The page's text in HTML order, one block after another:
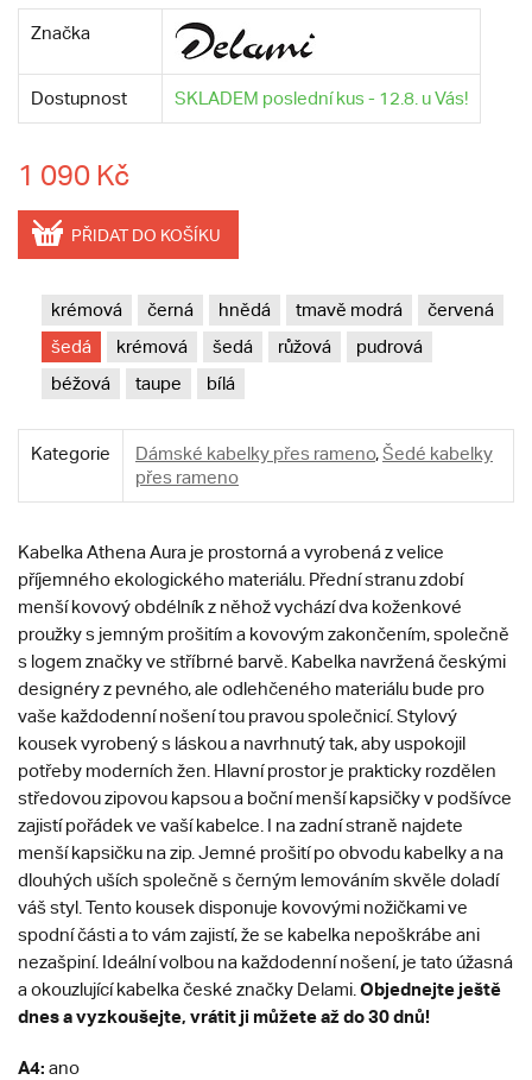
Značka
Dostupnost SKLADEM poslední kus - 12.8. u Vás!
1 090 Kč
PŘIDAT DO KOŠÍKU
krémová černá hnědá tmavě modrá
červená
šedá
krémová šedá růžová
pudrová
béžová
taupe bílá
Kategorie Dámské kabelky přes rameno,Šedé kabelky
přes rameno
Kabelka Athena Aura je prostorná a vyrobená z velice
příjemného ekologického materiálu. Přední stranu zdobí
menší kovový obdélník z něhož vychází dva koženkové
proužky s jemným prošitím a kovovým zakončením, společně
s logem značky ve stříbrné barvě. Kabelka navržená českými
designéry z pevného, ale odlehčeného materiálu bude pro
vaše každodenní nošení tou pravou společnicí. Stylový
kousek vyrobený s láskou a navrhnutý tak, aby uspokojil
potřeby moderních žen. Hlavní prostor je prakticky rozdělen
středovou zipovou kapsou a boční menší kapsičky v podšívce
zajistí pořádek ve vaší kabelce. I na zadní straně najdete
menší kapsičku na zip. Jemné prošití po obvodu kabelky a na
dlouhých uších společně s černým lemováním skvěle doladí
váš styl. Tento kousek disponuje kovovými nožičkami ve
spodní části a to vám zajistí, že se kabelka nepoškrábe ani
nezašpiní. Ideální volbou na každodenní nošení, je tato úžasná
a okouzlující kabelka české značky Delami. Objednejte ještě
dnes a vyzkoušejte, vrátit ji můžete až do 30 dnů!
A4: ano